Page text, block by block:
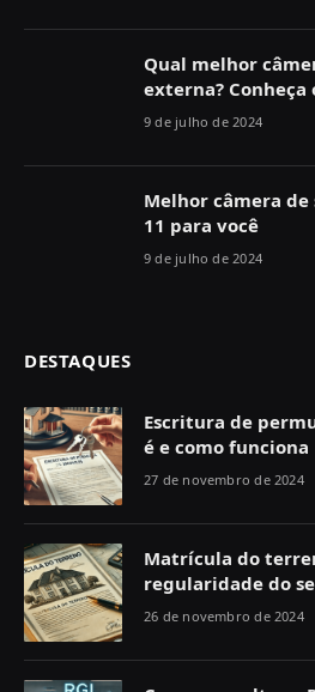
Qual melhor
externa? Conheça
9 de julho de 2024
Melhor câmera
11 para você
9 de julho de 2024
DESTAQUES
Escritura de
é e como funciona
27 de novembro de 2024
Matrícula do
regularidade do
26 de novembro de 2024